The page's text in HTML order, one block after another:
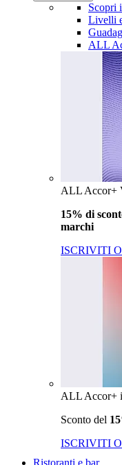
Scopri
Livelli
ALL
ALL Accor+
15% di
marchi
ISCRIVITI
ALL Accor+
Sconto del
ISCRIVITI
Ristoranti e bar